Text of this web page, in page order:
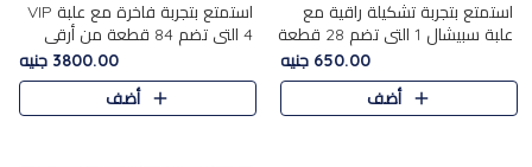
استمتع بتجربة تشكيلة راقية مع
علبة سبيشال 1 التي تضم 28 قطعة
من تشكيلة مختارة بعناية من أفخر
حلويات المولد المصرية الأصلية
الشرقية. تحتوي ال..
650.00 جنيه
أضف
استمتع بتجربة فاخرة مع علبة VIP
4 التي تضم 84 قطعة من أرقى
حلويات المولد الشرقية، في تشكيلة
غنية تجمع بين الحلويات التقليدية
والمكسرات الفاخرة. تحتوي العلبة
3800.00 جنيه
أضف